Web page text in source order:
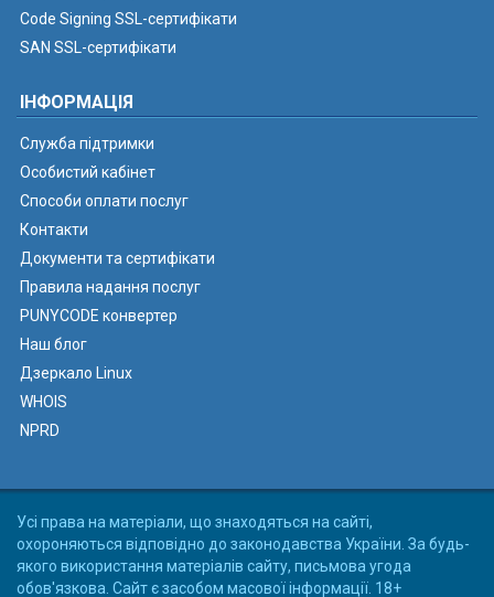
Code Signing SSL-сертифікати
SAN SSL-сертифікати
ІНФОРМАЦІЯ
Служба підтримки
Особистий кабінет
Способи оплати послуг
Контакти
Документи та сертифікати
Правила надання послуг
PUNYCODE конвертер
Наш блог
Дзеркало Linux
WHOIS
NPRD
Усі права на матеріали, що знаходяться на сайті,
охороняються відповідно до законодавства України. За будь-
якого використання матеріалів сайту, письмова угода
обов'язкова. Сайт є засобом масової інформації. 18+